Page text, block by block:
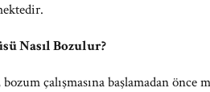
Nasıl Bozulur?
çalışmasına başlamadan önce